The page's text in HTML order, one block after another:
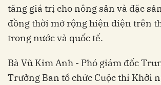
tăng giá trị cho nông sản và đặc
đồng thời mở rộng hiện diện trên
trong nước và quốc tế.
Bà Vũ Kim Anh - Phó giám đốc
Trưởng Ban tổ chức Cuộc thi Khởi